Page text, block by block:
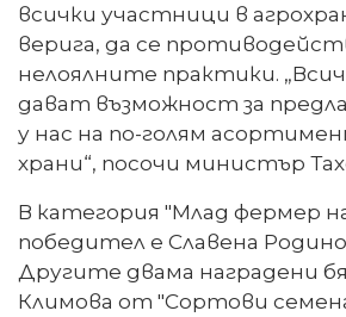
всички участници в
верига, да се
нелоялните практики.
дават възможност за
у нас на по-голям
храни“, посочи министър
В категория "Млад фермер
победител е Славена
Другите двама наградени
Климова от "Сортови